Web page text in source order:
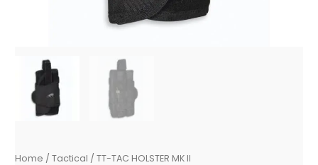
Home /Tactical / TT-TAC HOLSTER MK II